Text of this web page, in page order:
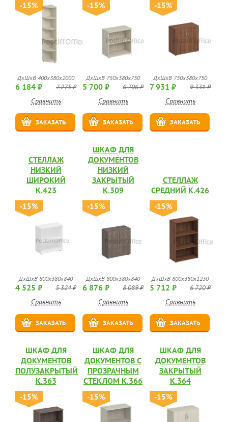
-15%
ДхШхВ 400x380x2000
6 184 ₽ 7 275 ₽
Сравнить
ЗАКАЗАТЬ
-15%
ДхШхВ 750x380x750
5 700 ₽ 6 706 ₽
Сравнить
ЗАКАЗАТЬ
-15%
ДхШхВ 750x380x750
7 931 ₽ 9 331 ₽
Сравнить
ЗАКАЗАТЬ
СТЕЛЛАЖ
НИЗКИЙ
ШИРОКИЙ
К.423
-15%
ДхШхВ 800x380x840
4 525 ₽ 5 324 ₽
Сравнить
ЗАКАЗАТЬ
ШКАФ ДЛЯ
ДОКУМЕНТОВ
НИЗКИЙ
ЗАКРЫТЫЙ
К.309
-15%
ДхШхВ 800x380x840
6 876 ₽ 8 089 ₽
Сравнить
ЗАКАЗАТЬ
СТЕЛЛАЖ
СРЕДНИЙ К.426
-15%
ДхШхВ 800x380x1230
5 712 ₽ 6 720 ₽
Сравнить
ЗАКАЗАТЬ
ШКАФ ДЛЯ
ДОКУМЕНТОВ
ПОЛУЗАКРЫТЫЙ
К.363
-15%
ШКАФ ДЛЯ
ДОКУМЕНТОВ С
ПРОЗРАЧНЫМ
СТЕКЛОМ К.366
-15%
ШКАФ ДЛЯ
ДОКУМЕНТОВ
ЗАКРЫТЫЙ
К.364
-15%